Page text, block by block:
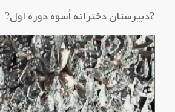
?دبیرستان دخترانه اُسوه دوره اول?